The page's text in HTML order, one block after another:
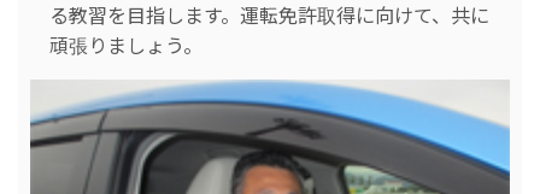
る教習を目指します。運転免許取得に向けて、共に
頑張りましょう。